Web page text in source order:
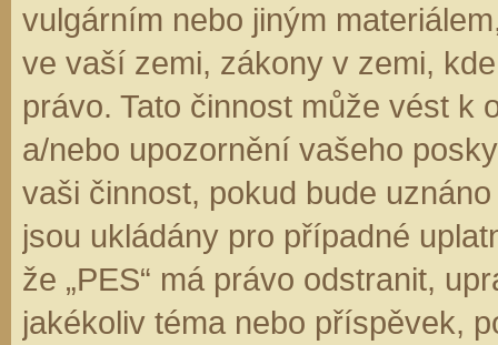
vulgárním nebo jiným
ve vaší zemi, zákony v zemi,
právo. Tato činnost může vést k
a/nebo upozornění vašeho
vaši činnost, pokud bude
jsou ukládány pro případné
že „PES“ má právo odstranit,
jakékoliv téma nebo příspěvek,